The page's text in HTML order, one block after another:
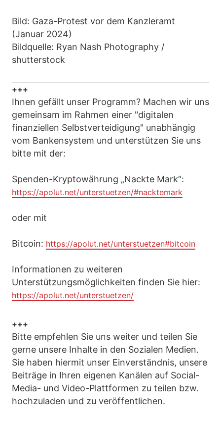
Bild: Gaza-Protest vor dem Kanzleramt
(Januar 2024)
Bildquelle: Ryan Nash Photography /
shutterstock
+++
Ihnen gefällt unser Programm? Machen wir uns
gemeinsam im Rahmen einer "digitalen
finanziellen Selbstverteidigung" unabhängig
vom Bankensystem und unterstützen Sie uns
bitte mit der:
Spenden-Kryptowährung „Nackte Mark“:
https://apolut.net/unterstuetzen/#nacktemark
oder mit
Bitcoin: https://apolut.net/unterstuetzen#bitcoin
Informationen zu weiteren
Unterstützungsmöglichkeiten finden Sie hier:
https://apolut.net/unterstuetzen/
+++
Bitte empfehlen Sie uns weiter und teilen Sie
gerne unsere Inhalte in den Sozialen Medien.
Sie haben hiermit unser Einverständnis, unsere
Beiträge in Ihren eigenen Kanälen auf Social-
Media- und Video-Plattformen zu teilen bzw.
hochzuladen und zu veröffentlichen.